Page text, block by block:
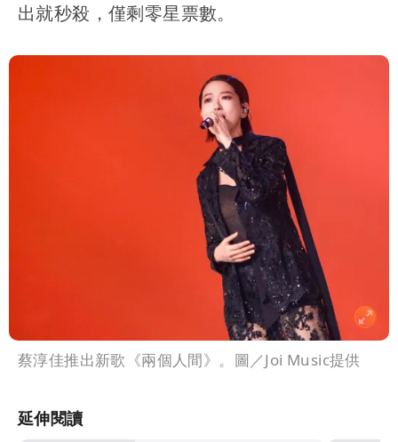
出就秒殺，僅剩零星票數。
蔡淳佳推出新歌《兩個人間》。圖／Joi Music提供
延伸閱讀